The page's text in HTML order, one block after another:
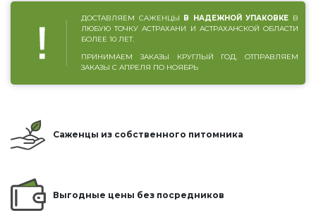
ДОСТАВЛЯЕМ САЖЕНЦЫ В НАДЕЖНОЙ УПАКОВКЕ В
ЛЮБУЮ ТОЧКУ АСТРАХАНИ И АСТРАХАНСКОЙ ОБЛАСТИ
БОЛЕЕ 10 ЛЕТ.
ПРИНИМАЕМ ЗАКАЗЫ КРУГЛЫЙ ГОД, ОТПРАВЛЯЕМ
ЗАКАЗЫ С АПРЕЛЯ ПО НОЯБРЬ
Саженцы из собственного питомника
Выгодные цены без посредников